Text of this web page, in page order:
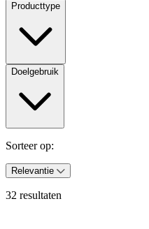
Producttype
Doelgebruik
Sorteer op:
Relevantie
32 resultaten